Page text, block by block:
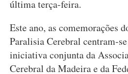
última terça-feira.
Este ano, as comemorações
Paralisia Cerebral centram-
iniciativa conjunta da
Cerebral da Madeira e da